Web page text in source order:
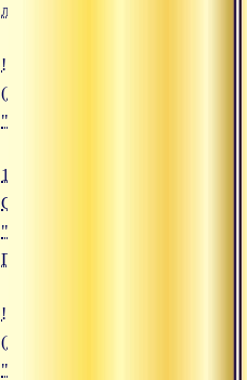
любовь"
![16.09.2019 Сатсанг
(https://www.advayta.org/upload/
"16.09.2019 Сатсанг
16.09.2019
Сатсанг
"Священная
Ганга"
![13.09.2019 Сатсанг "Сила
(https://www.advayta.org/upload/
"13.09.2019 Сатсанг "Сила